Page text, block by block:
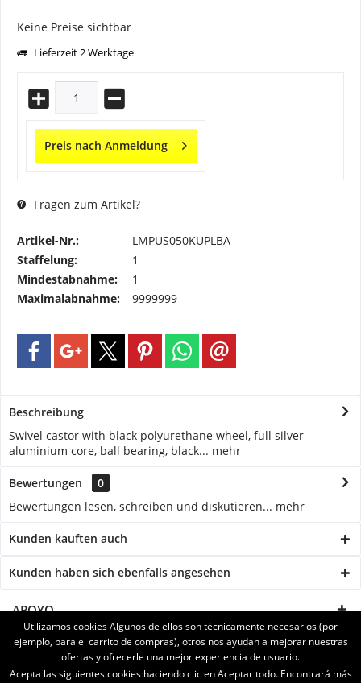
Keine Preise sichtbar
Lieferzeit 2 Werktage
Preis nach Anmeldung
Fragen zum Artikel?
Artikel-Nr.:
LMPUS050KUPLBA
Staffelung:
1
Mindestabnahme:
1
Maximalabnahme:
9999999
Beschreibung
Swivel castor with black polyurethane wheel, full silver
aluminium core, ball bearing, black... mehr
Bewertungen
0
Bewertungen lesen, schreiben und diskutieren... mehr
Kunden kauften auch
Kunden haben sich ebenfalls angesehen
APOYO
SERVICE
Utilizamos cookies Algunos de ellos son técnicamente necesarios (por
ejemplo, para el carrito de compras), otros nos ayudan a mejorar nuestras
ofertas y ofrecerle una mejor experiencia de usuario.
Acepta las siguientes cookies haciendo clic en Aceptar todo. Encontrará más